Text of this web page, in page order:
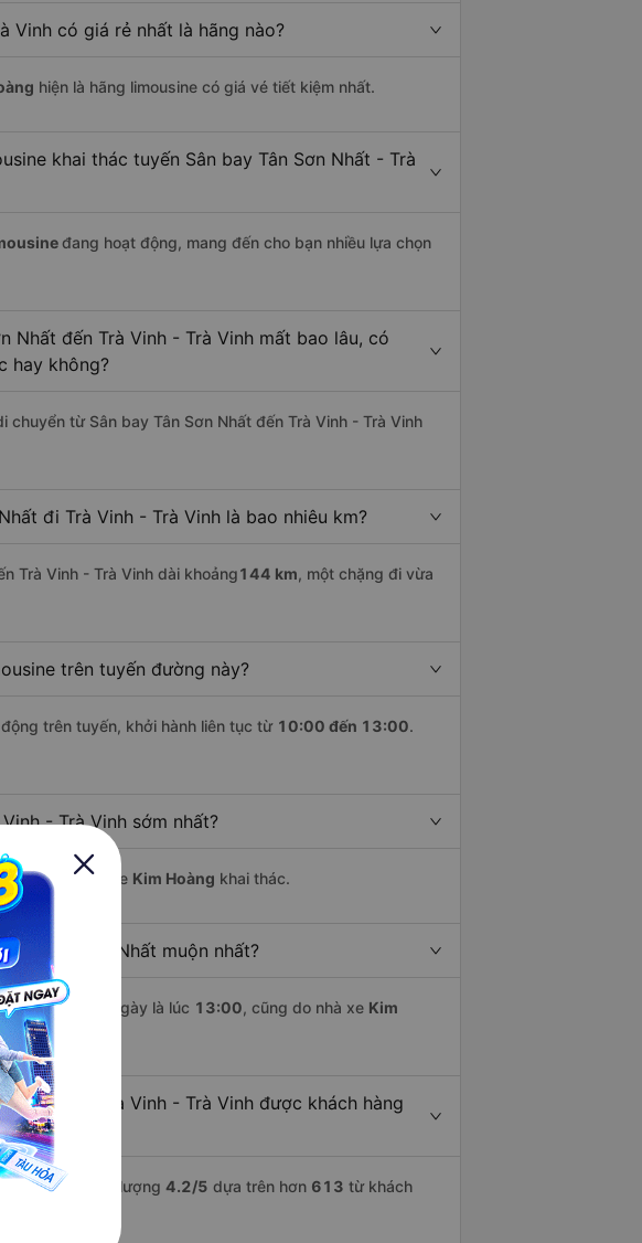
Vinh có giá rẻ nhất là hãng nào?
hiện là hãng limousine có giá vé tiết kiệm nhất.
khai thác tuyến Sân bay Tân Sơn Nhất - Trà
đang hoạt động, mang đến cho bạn nhiều lựa chọn
Nhất đến Trà Vinh - Trà Vinh mất bao lâu, có
hay không?
chuyển từ Sân bay Tân Sơn Nhất đến Trà Vinh - Trà Vinh
đi Trà Vinh - Trà Vinh là bao nhiêu km?
Trà Vinh - Trà Vinh dài khoảng144 km, một chặng đi vừa
trên tuyến đường này?
trên tuyến, khởi hành liên tục từ 10:00 đến 13:00.
- Trà Vinh sớm nhất?
10:00, do nhà xe Kim Hoàng khai thác.
Tân Sơn Nhất muộn nhất?
cùng trong ngày là lúc 13:00, cũng do nhà xe Kim
Nhất đi Trà Vinh - Trà Vinh được khách hàng
với điểm chất lượng 4.2/5 dựa trên hơn 613 từ khách
và uy tín.